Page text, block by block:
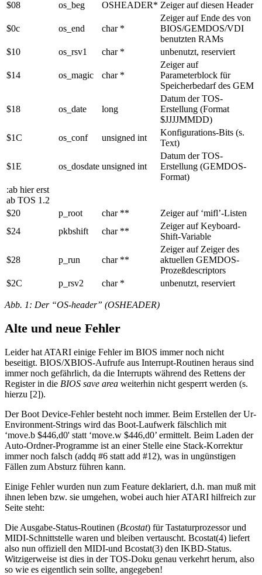
$08 os_beg OSHEADER* Zeiger auf diesen Header
$0c os_end char *
Zeiger auf Ende des von
BIOS/GEMDOS/VDI
benutzten RAMs
$10
os_rsv1 char * unbenutzt, reserviert
$14 os_magic char *
Zeiger auf
Parameterblock für
Speicherbedarf des GEM
$18 os_date long
Datum der TOS-
Erstellung (Format
$JJJJMMDD)
$1C
os_conf unsigned int
Konfigurations-Bits (s.
Text)
$1E os_dosdate unsigned int
Datum der TOS-
Erstellung (GEMDOS-
Format)
:ab hier erst
ab TOS 1.2
$20
p_root char **
Zeiger auf ‘mifl’-Listen
$24
pkbshift char **
Zeiger auf Keyboard-
Shift-Variable
$28 p_run char **
Zeiger auf Zeiger des
aktuellen GEMDOS-
Prozeßdescriptors
$2C
p_rsv2 char * unbenutzt, reserviert
Abb. 1: Der “OS-header” (OSHEADER)
Alte und neue Fehler
Leider hat ATARI einige Fehler im BIOS immer noch nicht
beseitigt. BIOS/XBIOS-Aufrufe aus Interrupt-Routinen heraus sind
immer noch gefährlich, da die Interrupts während des Rettens der
Register in die BIOS save area weiterhin nicht gesperrt werden (s.
hierzu [2]).
Der Boot Device-Fehler besteht noch immer. Beim Erstellen der Ur-
Environment-Strings wird das Boot-Laufwerk fälschlich mit
‘move.b $446,d0' statt ‘move.w $446,d0’ ermittelt. Beim Laden der
Auto-Ordner-Programme ist an einer Stelle eine Stack-Korrektur
immer noch falsch (addq #6 statt add #12), was in ungünstigen
Fällen zum Absturz führen kann.
Einige Fehler wurden nun zum Feature deklariert, d.h. man muß mit
ihnen leben bzw. sie umgehen, wobei auch hier ATARI hilfreich zur
Seite steht:
Die Ausgabe-Status-Routinen (Bcostat) für Tastaturprozessor und
MIDI-Schnittstelle waren und bleiben vertauscht. Bcostat(4) liefert
also nun offiziell den MIDI-und Bcostat(3) den IKBD-Status.
Witzigerweise ist dies in der TOS-Doku genau verkehrt herum, also
so wie es eigentlich sein sollte, angegeben!